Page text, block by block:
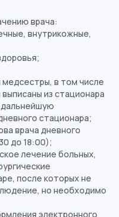
врача:
внутрикожные,
в том числе
из стационара
дальнейшую
стационара;
врача дневного
до 18:00);
лечение больных,
после которых не
но необходимо
электронного